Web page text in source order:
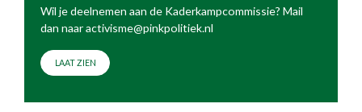
Wil je deelnemen aan de Kaderkampcommissie? Mail
dan naar activisme@pinkpolitiek.nl
LAAT ZIEN